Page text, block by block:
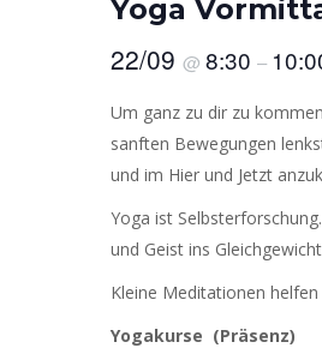
Yoga
22/09 @ 8:30 –
Um ganz zu dir zu
sanften Bewegungen
und im Hier und Jetzt
Yoga ist
und Geist ins
Kleine Meditationen
Yogakurse (Präsenz)